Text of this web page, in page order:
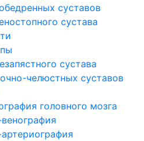
суставов
сустава
сустава
челюстных суставов
головного мозга